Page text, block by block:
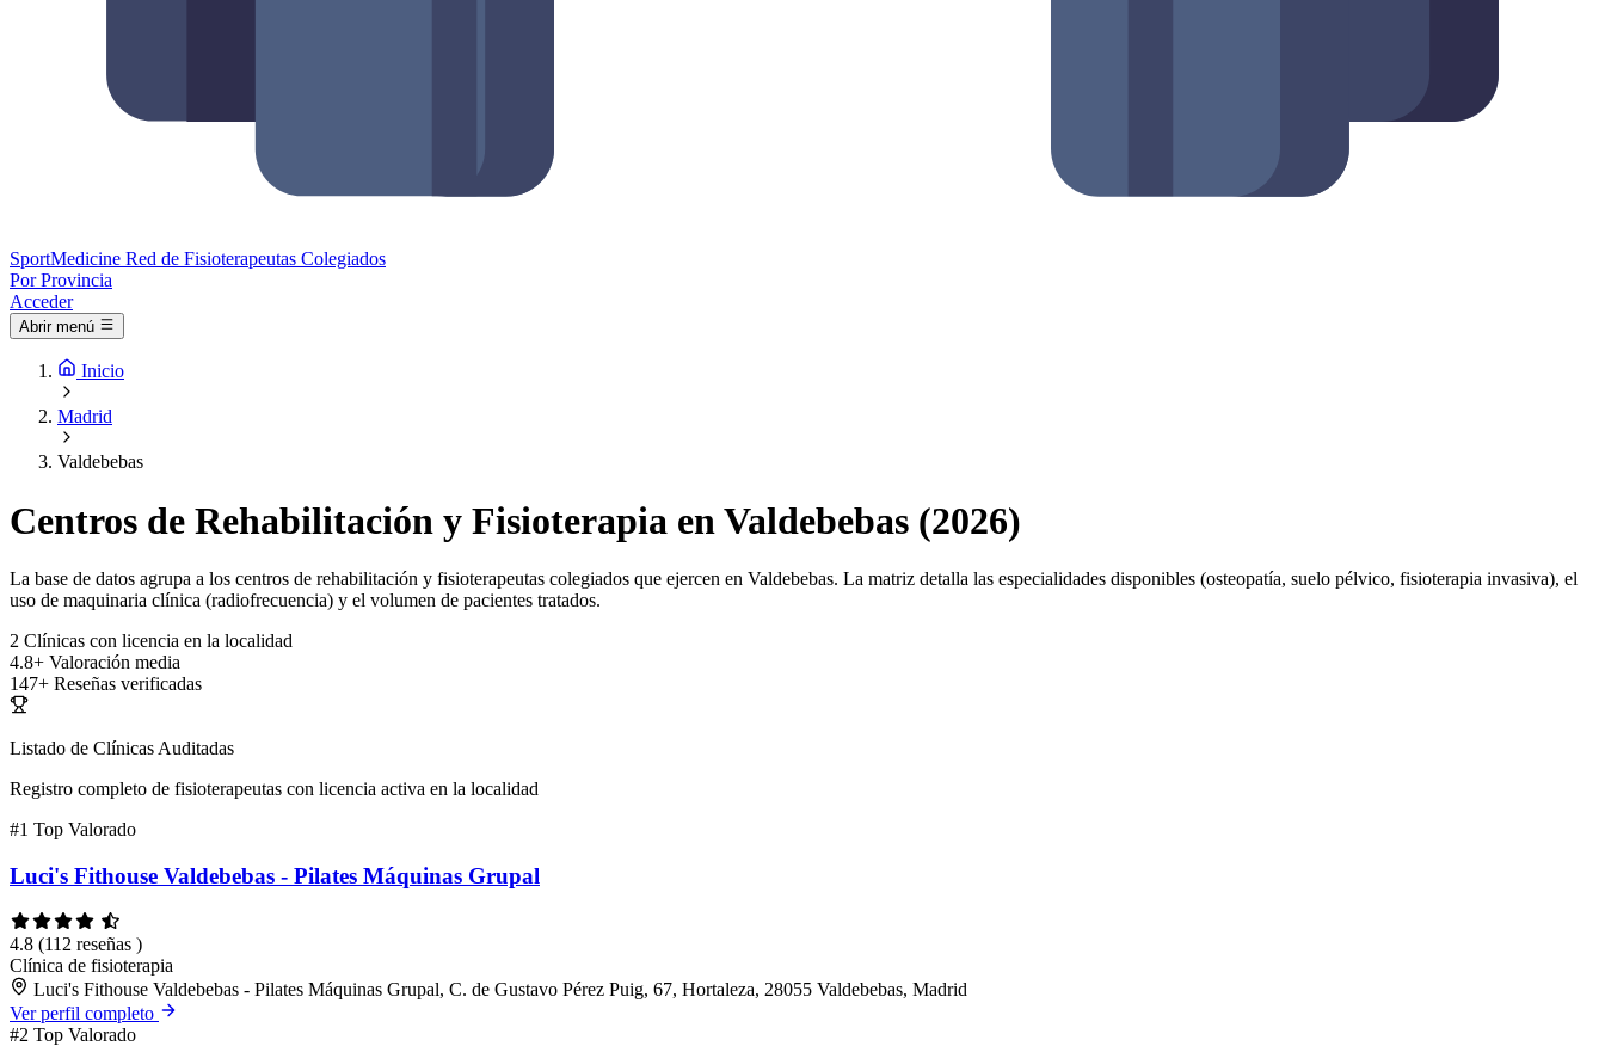
SportMedicine Red de Fisioterapeutas Colegiados
Por Provincia
Acceder
Abrir menú
Inicio
Madrid
Valdebebas
Centros de Rehabilitación y Fisioterapia en Valdebebas (2026)
La base de datos agrupa a los centros de rehabilitación y fisioterapeutas colegiados que ejercen en Valdebebas. La matriz detalla las especialidades disponibles (osteopatía, suelo pélvico, fisioterapia invasiva), el
uso de maquinaria clínica (radiofrecuencia) y el volumen de pacientes tratados.
2 Clínicas con licencia en la localidad
4.8+ Valoración media
147+ Reseñas verificadas
Listado de Clínicas Auditadas
Registro completo de fisioterapeutas con licencia activa en la localidad
#1 Top Valorado
Luci's Fithouse Valdebebas - Pilates Máquinas Grupal
4.8 (112 reseñas )
Clínica de fisioterapia
Luci's Fithouse Valdebebas - Pilates Máquinas Grupal, C. de Gustavo Pérez Puig, 67, Hortaleza, 28055 Valdebebas, Madrid
Ver perfil completo
#2 Top Valorado